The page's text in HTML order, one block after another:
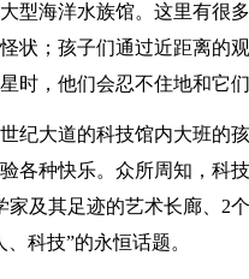
型海洋水族馆。这里有很
状；孩子们通过近距离的
时，他们会忍不住地和它
纪大道的科技馆内大班
各种快乐。众所周知，科
家及其足迹的艺术长廊、2
科技”的永恒话题。